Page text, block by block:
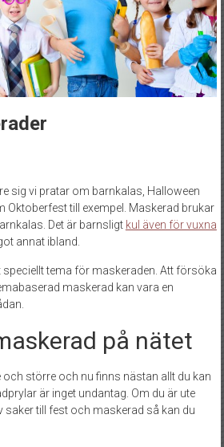
sig vi pratar om barnkalas, Halloween
Oktoberfest till exempel. Maskerad brukar
Det är barnsligt kul även för vuxna
annat ibland.
speciellt tema för maskeraden. Att försöka
maskerad kan vara en
på nätet
och större och nu finns nästan allt du kan
är inget undantag. Om du är ute
saker till fest och maskerad så kan du